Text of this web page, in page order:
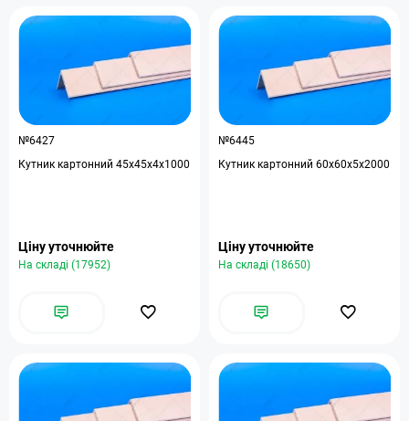
№6427
Кутник картонний 45х45х4х1000
Ціну уточнюйте
На складі (17952)
№6445
Кутник картонний 60х60х5х2000
Ціну уточнюйте
На складі (18650)